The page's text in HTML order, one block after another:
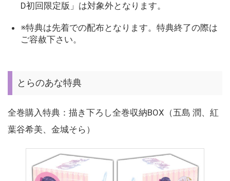
D初回限定版」は対象外となります。
※特典は先着での配布となります。特典終了の際は
ご容赦下さい。
とらのあな特典
全巻購入特典：描き下ろし全巻収納BOX（五島 潤、紅
葉谷希美、金城そら）